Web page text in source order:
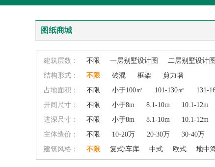
图纸商城
建筑层数： 不限 一层别墅设计图 二层别墅设计图
结构形式：
不限 砖混 框架
剪力墙
占地面积：
不限 小于100㎡ 101-130㎡ 131-
开间尺寸：
不限 小于8m 8.1-10m 10.1-12m
进深尺寸：
不限 小于8m 8.1-10m 10.1-12m
主体造价：
不限 10-20万 20-30万 30-40万
建筑风格：
不限 复式\车库 中式 欧式 地中